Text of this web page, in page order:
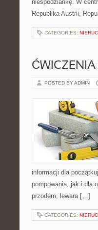
niespodziankę. W
Republika Austrii,
CATEGORIES:
POSTED BY ADMIN
informacji dla
pompowania, jak i dla
przodem, lewara […]
CATEGORIES: